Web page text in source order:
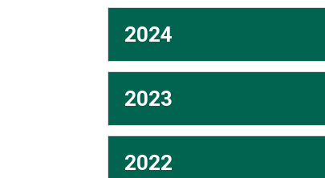
2024
2023
2022